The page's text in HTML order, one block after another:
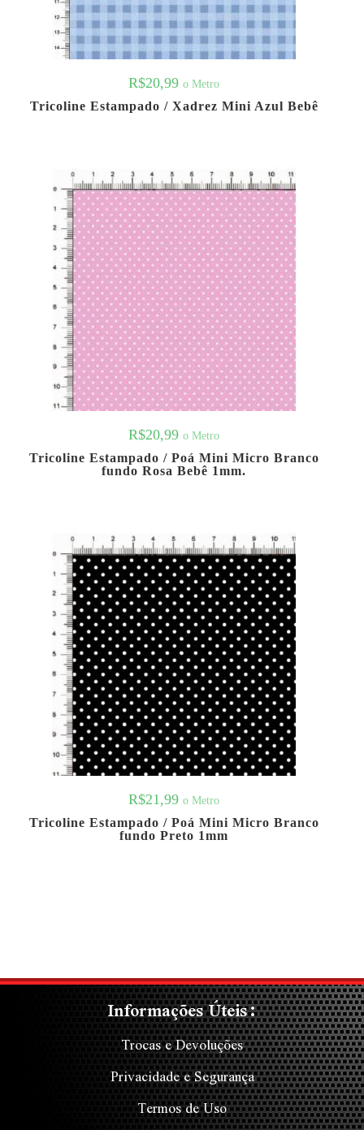
R$20,99 o Metro
Tricoline Estampado / Xadrez Mini Azul Bebê
R$20,99 o Metro
Tricoline Estampado / Poá Mini Micro Branco
fundo Rosa Bebê 1mm.
R$21,99 o Metro
Tricoline Estampado / Poá Mini Micro Branco
fundo Preto 1mm
Informações Úteis:
Trocas e Devoluções
Privacidade e Segurança
Termos de Uso